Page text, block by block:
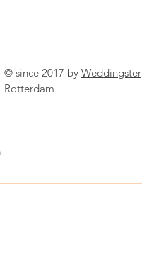
© since 2017 by Weddingster
Rotterdam